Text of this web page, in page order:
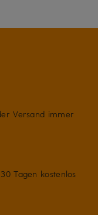
Versand immer
Tagen kostenlos